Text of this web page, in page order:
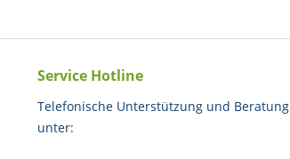
Service Hotline
Telefonische Unterstützung und Beratung
unter: